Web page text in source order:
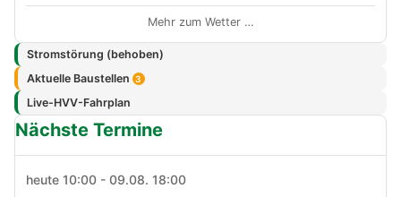
Mehr zum Wetter …
Stromstörung (behoben)
Aktuelle Baustellen 3
Live-HVV-Fahrplan
Nächste Termine
heute 10:00 - 09.08. 18:00